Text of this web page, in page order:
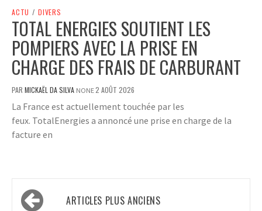
ACTU / DIVERS
TOTAL ENERGIES SOUTIENT LES
POMPIERS AVEC LA PRISE EN
CHARGE DES FRAIS DE CARBURANT
PAR MICKAËL DA SILVA NONE2 AOÛT 2026
La France est actuellement touchée par les
feux. TotalEnergies a annoncé une prise en charge de la
facture en
NavigationARTICLES PLUS ANCIENS